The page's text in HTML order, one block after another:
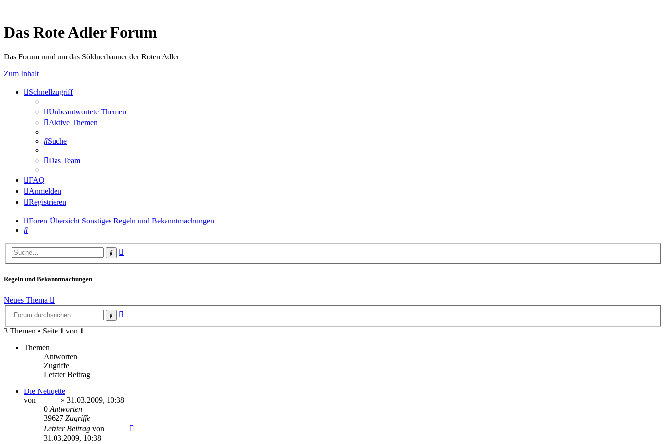
Das Rote Adler Forum
Das Forum rund um das Söldnerbanner der Roten Adler
Zum Inhalt
Schnellzugriff
Unbeantwortete Themen
Aktive Themen
Suche
Das Team
FAQ
Anmelden
Registrieren
Foren-Übersicht Sonstiges Regeln und Bekanntmachungen
Suche
Suche
Regeln und Bekanntmachungen
Neues Thema
Suche
3 Themen • Seite 1 von 1
Themen
Antworten
Zugriffe
Letzter Beitrag
Die Netiqette
von
» 31.03.2009, 10:38
0Antworten
39627 Zugriffe
Letzter Beitrag von
31.03.2009, 10:38